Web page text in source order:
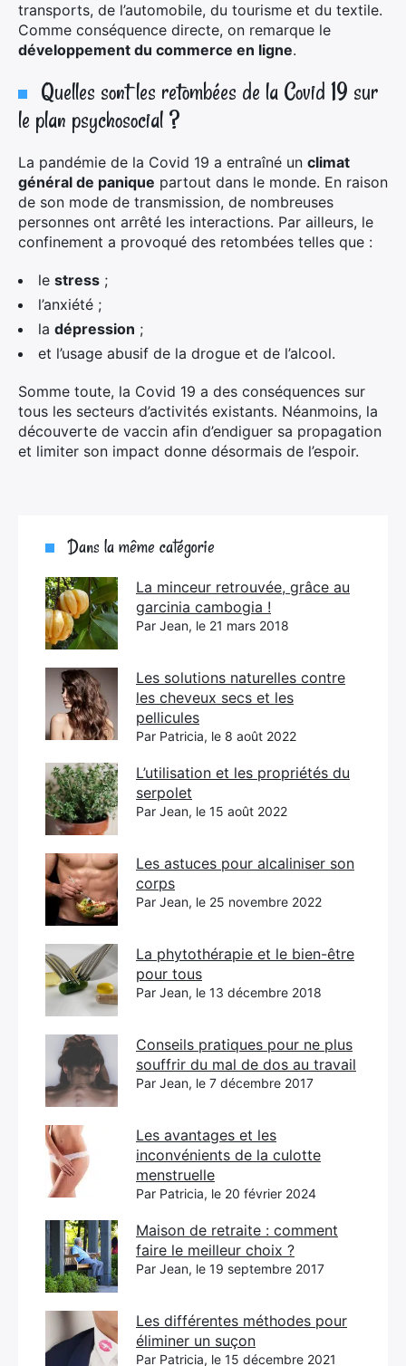
transports, de l’automobile, du tourisme et du textile.
Comme conséquence directe, on remarque le
développement du commerce en ligne.
Quelles sont les retombées de la Covid 19 sur
le plan psychosocial ?
La pandémie de la Covid 19 a entraîné un climat
général de panique partout dans le monde. En raison
de son mode de transmission, de nombreuses
personnes ont arrêté les interactions. Par ailleurs, le
confinement a provoqué des retombées telles que :
le stress ;
l’anxiété ;
la dépression ;
et l’usage abusif de la drogue et de l’alcool.
Somme toute, la Covid 19 a des conséquences sur
tous les secteurs d’activités existants. Néanmoins, la
découverte de vaccin afin d’endiguer sa propagation
et limiter son impact donne désormais de l’espoir.
Dans la même catégorie
La minceur retrouvée, grâce au
garcinia cambogia !
Par Jean, le 21 mars 2018
Les solutions naturelles contre
les cheveux secs et les
pellicules
Par Patricia, le 8 août 2022
L’utilisation et les propriétés du
serpolet
Par Jean, le 15 août 2022
Les astuces pour alcaliniser son
corps
Par Jean, le 25 novembre 2022
La phytothérapie et le bien-être
pour tous
Par Jean, le 13 décembre 2018
Conseils pratiques pour ne plus
souffrir du mal de dos au travail
Par Jean, le 7 décembre 2017
Les avantages et les
inconvénients de la culotte
menstruelle
Par Patricia, le 20 février 2024
Maison de retraite : comment
faire le meilleur choix ?
Par Jean, le 19 septembre 2017
Les différentes méthodes pour
éliminer un suçon
Par Patricia, le 15 décembre 2021